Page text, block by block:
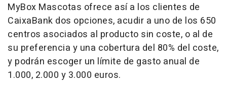
MyBox Mascotas ofrece así a los clientes de
CaixaBank dos opciones, acudir a uno de los 650
centros asociados al producto sin coste, o al de
su preferencia y una cobertura del 80% del coste,
y podrán escoger un límite de gasto anual de
1.000, 2.000 y 3.000 euros.